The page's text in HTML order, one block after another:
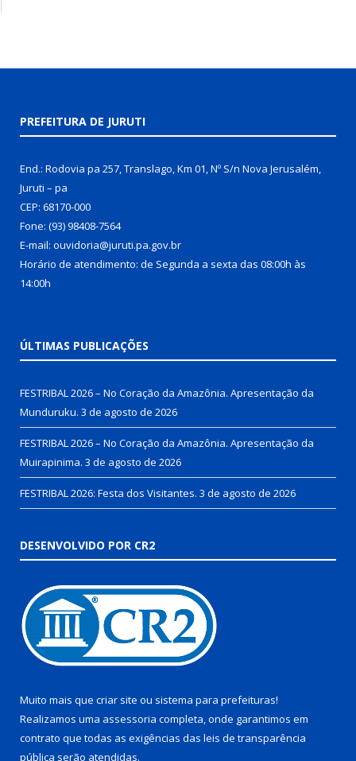
PREFEITURA DE JURUTI
End.: Rodovia pa 257, Translago, Km 01, Nº S/n Nova Jerusalém,
Juruti – pa
CEP: 68170-000
Fone: (93) 98408-7564
E-mail: ouvidoria@juruti.pa.gov.br
Horário de atendimento: de Segunda a sexta das 08:00h às
14:00h
ÚLTIMAS PUBLICAÇÕES
FESTRIBAL 2026 – No Coração da Amazônia. Apresentação da
Munduruku. 3 de agosto de 2026
FESTRIBAL 2026 – No Coração da Amazônia. Apresentação da
Muirapinima. 3 de agosto de 2026
FESTRIBAL 2026: Festa dos Visitantes. 3 de agosto de 2026
DESENVOLVIDO POR CR2
Muito mais que criar site ou sistema para prefeituras!
Realizamos uma assessoria completa, onde garantimos em
contrato que todas as exigências das leis de transparência
pública serão atendidas.